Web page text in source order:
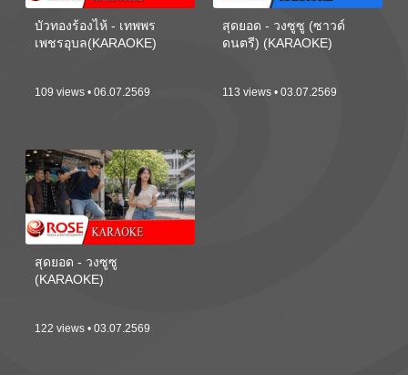
บัวทองร้องไห้ - เทพพร
เพชรอุบล(KARAOKE)
109 views • 06.07.2569
สุดยอด - วงซูซู (ซาวด์
ดนตรี) (KARAOKE)
113 views • 03.07.2569
สุดยอด - วงซูซู
(KARAOKE)
122 views • 03.07.2569